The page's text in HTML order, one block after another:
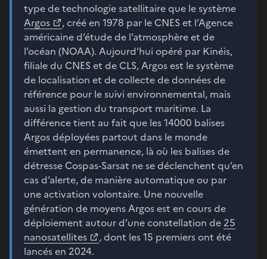
type de technologie satellitaire que le système
Argos
, créé en 1978 par le CNES et l’Agence
américaine d’étude de l’atmosphère et de
l’océan (NOAA). Aujourd’hui opéré par Kinéis,
filiale du CNES et de CLS, Argos est le système
de localisation et de collecte de données de
référence pour le suivi environnemental, mais
aussi la gestion du transport maritime. La
différence tient au fait que les 14000 balises
Argos déployées partout dans le monde
émettent en permanence, là où les balises de
détresse Cospas-Sarsat ne se déclenchent qu’en
cas d’alerte, de manière automatique ou par
une activation volontaire. Une nouvelle
génération de moyens Argos est en cours de
déploiement autour d’une constellation de 25
nanosatellites
, dont les 15 premiers ont été
lancés en 2024.